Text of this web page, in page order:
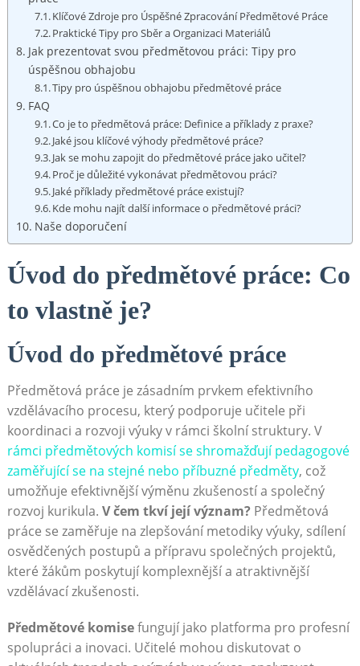
Klíčové Zdroje pro Úspěšné Zpracování ⁤Předmětové Práce
Praktické Tipy pro Sběr a Organizaci Materiálů
Jak prezentovat svou předmětovou práci: Tipy⁣ pro⁤
úspěšnou obhajobu
Tipy pro úspěšnou⁢ obhajobu předmětové práce
FAQ
Co je to předmětová práce:⁣ Definice a příklady z ⁤praxe?
Jaké jsou klíčové výhody předmětové práce?
Jak se mohu zapojit do předmětové práce⁣ jako učitel?
Proč je důležité vykonávat předmětovou práci?
Jaké příklady předmětové⁤ práce existují?
Kde mohu najít další informace o předmětové práci?
Naše doporučení
Úvod do předmětové práce: Co
to vlastně je?
Úvod do předmětové‌ práce
Předmětová práce je zásadním prvkem efektivního
vzdělávacího procesu, který podporuje učitele při
koordinaci a rozvoji výuky v rámci ‌školní struktury. V
rámci‌ předmětových komisí se shromažďují pedagogové
zaměřující se na​ stejné nebo příbuzné ⁤předměty, což
umožňuje efektivnější výměnu zkušeností a společný
rozvoj kurikula. V čem tkví její⁢ význam? Předmětová
práce se zaměřuje na zlepšování​ metodiky výuky, sdílení
osvědčených ‍postupů ⁤a přípravu společných projektů,
‌které žákům poskytují komplexnější a atraktivnější
vzdělávací zkušenosti.
Předmětové‌ komisefungují jako platforma pro profesní⁤
spolupráci a inovaci. Učitelé mohou diskutovat o